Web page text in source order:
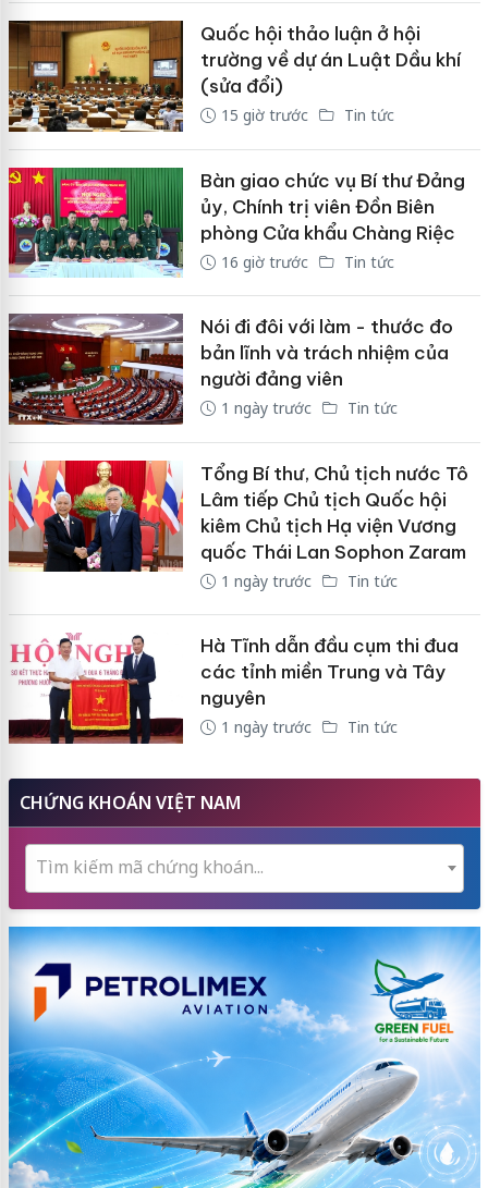
Quốc hội thảo luận ở hội
trường về dự án Luật Dầu khí
(sửa đổi)
15 giờ trước Tin tức
Bàn giao chức vụ Bí thư Đảng
ủy, Chính trị viên Đồn Biên
phòng Cửa khẩu Chàng Riệc
16 giờ trước Tin tức
Nói đi đôi với làm - thước đo
bản lĩnh và trách nhiệm của
người đảng viên
1 ngày trước Tin tức
Tổng Bí thư, Chủ tịch nước Tô
Lâm tiếp Chủ tịch Quốc hội
kiêm Chủ tịch Hạ viện Vương
quốc Thái Lan Sophon Zaram
1 ngày trước Tin tức
Hà Tĩnh dẫn đầu cụm thi đua
các tỉnh miền Trung và Tây
nguyên
1 ngày trước Tin tức
CHỨNG KHOÁN VIỆT NAM
Tìm kiếm mã chứng khoán...